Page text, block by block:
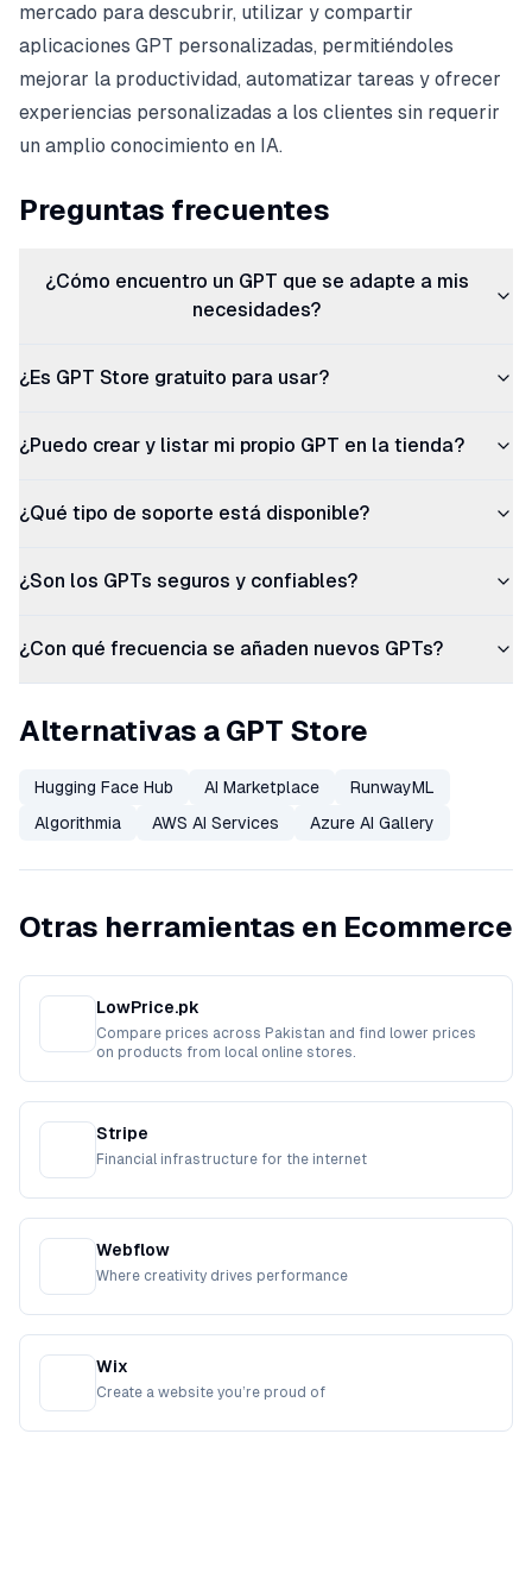
mercado para descubrir, utilizar y compartir
aplicaciones GPT personalizadas, permitiéndoles
mejorar la productividad, automatizar tareas y ofrecer
experiencias personalizadas a los clientes sin requerir
un amplio conocimiento en IA.
Preguntas frecuentes
¿Cómo encuentro un GPT que se adapte a mis
necesidades?
¿Es GPT Store gratuito para usar?
¿Puedo crear y listar mi propio GPT en la tienda?
¿Qué tipo de soporte está disponible?
¿Son los GPTs seguros y confiables?
¿Con qué frecuencia se añaden nuevos GPTs?
Alternativas a GPT Store
Hugging Face Hub AI Marketplace
RunwayML
Algorithmia
AWS AI Services Azure AI Gallery
Otras herramientas en Ecommerce
LowPrice.pk
Compare prices across Pakistan and find lower prices
on products from local online stores.
Stripe
Financial infrastructure for the internet
Webflow
Where creativity drives performance
Wix
Create a website you’re proud of